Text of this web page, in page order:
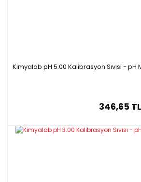
Kimyalab pH 5.00 Kalibrasyon Sıvısı -
346,65 TL